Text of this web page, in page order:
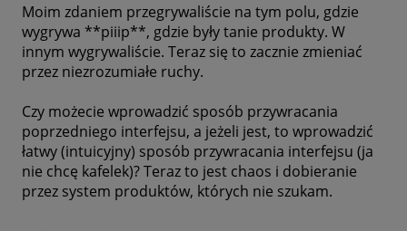
Moim zdaniem przegrywaliście na tym polu, gdzie
wygrywa **piiip**, gdzie były tanie produkty. W
innym wygrywaliście. Teraz się to zacznie zmieniać
przez niezrozumiałe ruchy.
Czy możecie wprowadzić sposób przywracania
poprzedniego interfejsu, a jeżeli jest, to wprowadzić
łatwy (intuicyjny) sposób przywracania interfejsu (ja
nie chcę kafelek)? Teraz to jest chaos i dobieranie
przez system produktów, których nie szukam.